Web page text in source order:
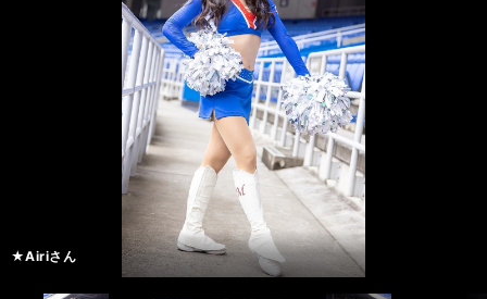
６年目 キャプテン
「大変な時こそ私たちから元気を届けられる存在でありつづけたいです」
★Airiさん
★Airiさん
★Airiさん
「目標はトリコロールマーメイズの一員として、美しい女性になることで
す」
★Aiさん
★Aiさん
★Aiさん
２年目
「アピールポイントは笑顔です！ どんな時でも笑顔は絶やしません！」
★Kaoさん
★Kaoさん
★Kaoさん
２年目
「スタジアムに勝利のトリパラを咲かせましょう!!」
★Runaさん
★Runaさん
★Runaさん
13年目
「フラッグバトンやタオルといった手具を使ったパフォーマンスも得意で
す」
★Marikoさん
★Marikoさん
★Marikoさん
１年目
「勝利時にスタジアムでトリパラを回せた時は格別です！」
★Runaさん
★Runaさん
★Runaさん
８年目
「チアとサッカーをつなぐ架け橋になっていきたいです！」
★Yokoさん
★Yokoさん
★Yokoさん
４年目
「生まれ育った横浜で、大好きな踊りで多くの人に笑顔を与えたいです」
★Yuiさん
★Yuiさん
★Yuiさん
横浜Ｆ・マリノス公式チアリーディングチーム「トリコロールマーメイズ」
メンバー。左からKaoさん、Yokoさん、Runaさん、Airiさん、Aiさん、Yui
さん、Runaさん、Marikoさん
横浜Ｆ・マリノス公式チアリーディングチーム「トリコロールマーメイズ」
メンバー。左からKaoさん、Yokoさん、Runaさん、Airiさん、Aiさん、Yui
さん、Runaさん、Marikoさん
前へ